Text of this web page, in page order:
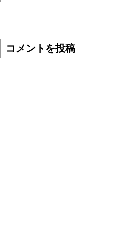
コメントを投稿